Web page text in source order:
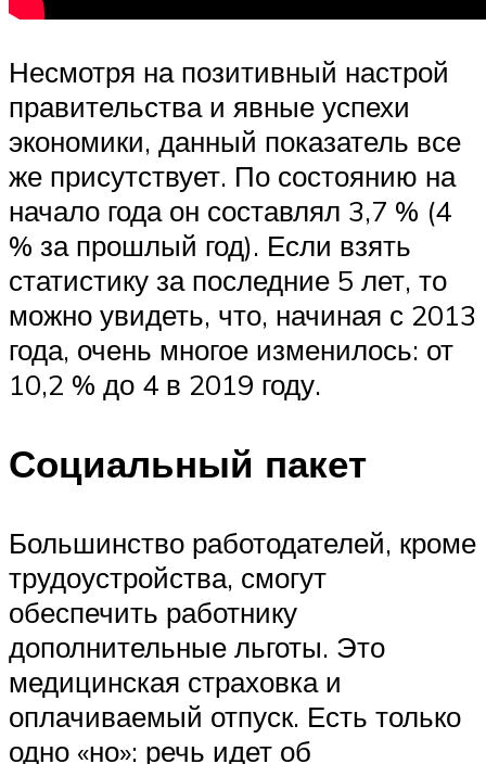
Несмотря на позитивный настрой
правительства и явные успехи
экономики, данный показатель все
же присутствует. По состоянию на
начало года он составлял 3,7 % (4
% за прошлый год). Если взять
статистику за последние 5 лет, то
можно увидеть, что, начиная с 2013
года, очень многое изменилось: от
10,2 % до 4 в 2019 году.
Социальный пакет
Большинство работодателей, кроме
трудоустройства, смогут
обеспечить работнику
дополнительные льготы. Это
медицинская страховка и
оплачиваемый отпуск. Есть только
одно «но»: речь идет об